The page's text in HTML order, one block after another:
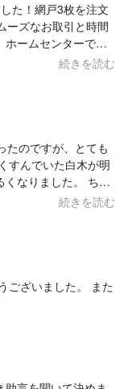
た！網戸3枚を注文
ーズなお取引と時間
ホームセンターで購
りがとうございまし
続きを読む
たのですが、とても
すんでいた白木が明
りました。 ちょ
作業も丁寧で安心し
続きを読む
ございました。 また